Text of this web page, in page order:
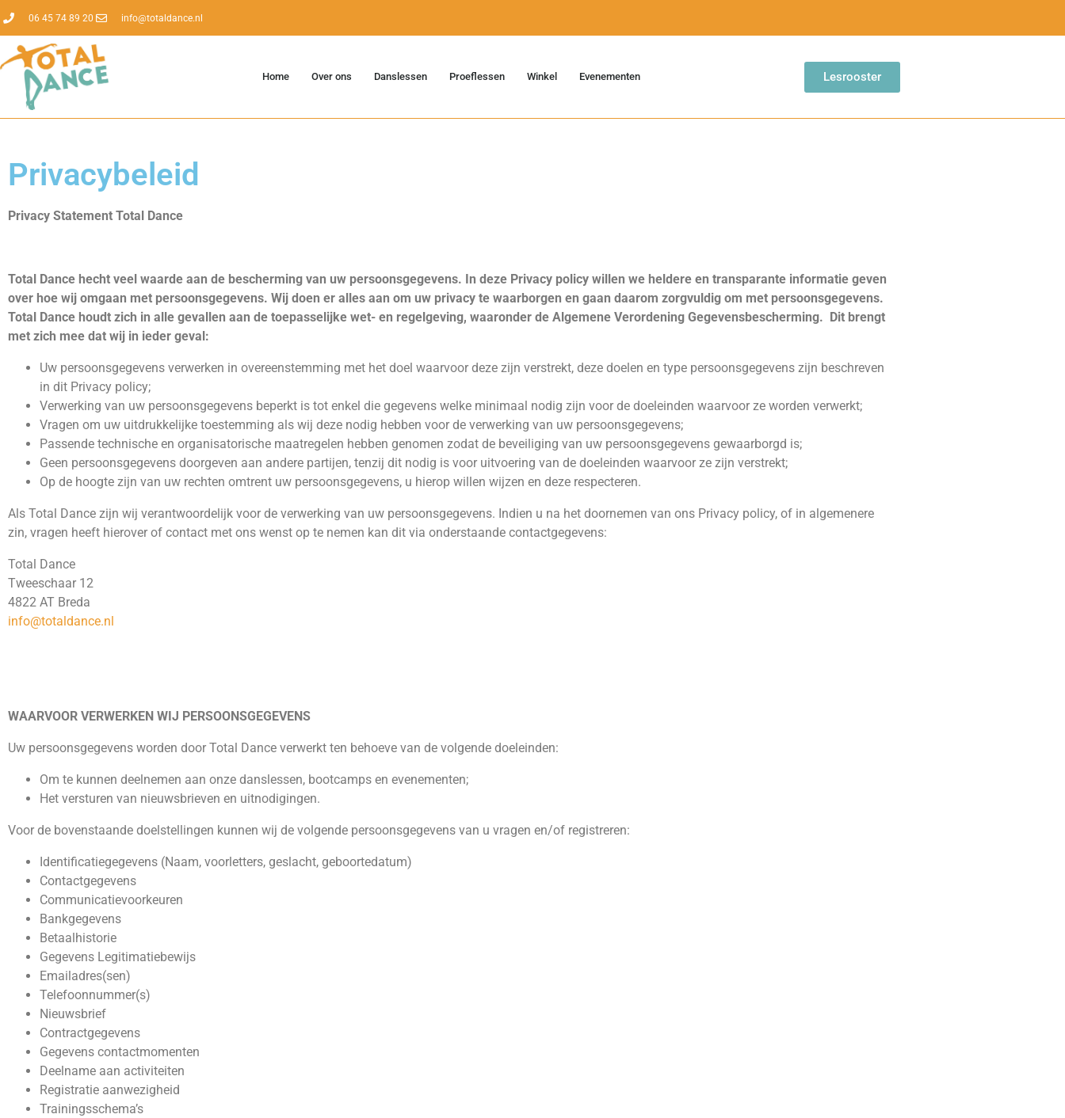
06 45 74 89 20‬ info@totaldance.nl
Home Over ons Danslessen Proeflessen Winkel Evenementen Lesrooster
Privacybeleid
Privacy Statement Total Dance
Total Dance hecht veel waarde aan de bescherming van uw persoonsgegevens. In deze Privacy policy willen we heldere en transparante informatie geven
over hoe wij omgaan met persoonsgegevens. Wij doen er alles aan om uw privacy te waarborgen en gaan daarom zorgvuldig om met persoonsgegevens.
Total Dance houdt zich in alle gevallen aan de toepasselijke wet- en regelgeving, waaronder de Algemene Verordening Gegevensbescherming. Dit brengt
met zich mee dat wij in ieder geval:
Uw persoonsgegevens verwerken in overeenstemming met het doel waarvoor deze zijn verstrekt, deze doelen en type persoonsgegevens zijn beschreven
in dit Privacy policy;
Verwerking van uw persoonsgegevens beperkt is tot enkel die gegevens welke minimaal nodig zijn voor de doeleinden waarvoor ze worden verwerkt;
Vragen om uw uitdrukkelijke toestemming als wij deze nodig hebben voor de verwerking van uw persoonsgegevens;
Passende technische en organisatorische maatregelen hebben genomen zodat de beveiliging van uw persoonsgegevens gewaarborgd is;
Geen persoonsgegevens doorgeven aan andere partijen, tenzij dit nodig is voor uitvoering van de doeleinden waarvoor ze zijn verstrekt;
Op de hoogte zijn van uw rechten omtrent uw persoonsgegevens, u hierop willen wijzen en deze respecteren.
Als Total Dance zijn wij verantwoordelijk voor de verwerking van uw persoonsgegevens. Indien u na het doornemen van ons Privacy policy, of in algemenere
zin, vragen heeft hierover of contact met ons wenst op te nemen kan dit via onderstaande contactgegevens:
Total Dance
Tweeschaar 12
4822 AT Breda
info@totaldance.nl
WAARVOOR VERWERKEN WIJ PERSOONSGEGEVENS
Uw persoonsgegevens worden door Total Dance verwerkt ten behoeve van de volgende doeleinden:
Om te kunnen deelnemen aan onze danslessen, bootcamps en evenementen;
Het versturen van nieuwsbrieven en uitnodigingen.
Voor de bovenstaande doelstellingen kunnen wij de volgende persoonsgegevens van u vragen en/of registreren:
Identificatiegegevens (Naam, voorletters, geslacht, geboortedatum)
Contactgegevens
Communicatievoorkeuren
Bankgegevens
Betaalhistorie
Gegevens Legitimatiebewijs
Emailadres(sen)
Telefoonnummer(s)
Nieuwsbrief
Contractgegevens
Gegevens contactmomenten
Deelname aan activiteiten
Registratie aanwezigheid
Trainingsschema’s